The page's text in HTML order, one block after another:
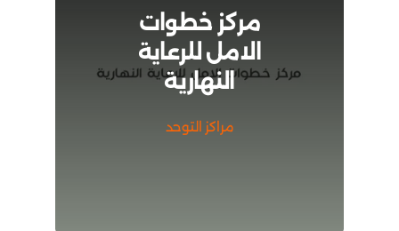
مركز خطوات
الامل للرعاية
النهارية
مراكز التوحد